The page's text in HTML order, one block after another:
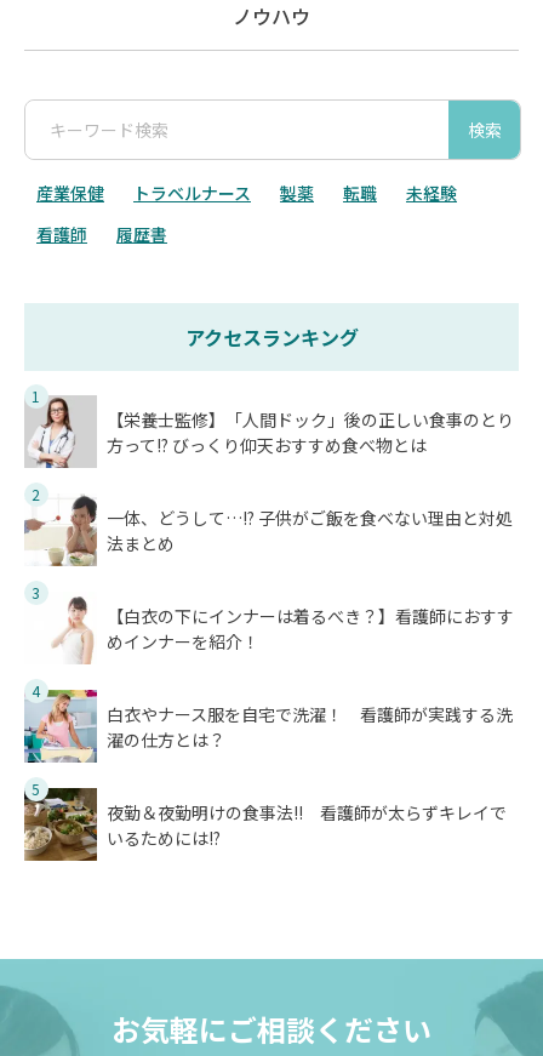
ノウハウ
検索
産業保健 トラベルナース 製薬 転職
未経験
看護師
履歴書
アクセスランキング
1
【栄養士監修】「人間ドック」後の正しい食事のとり
方って!? びっくり仰天おすすめ食べ物とは
2
一体、どうして…!? 子供がご飯を食べない理由と対処
法まとめ
3
【白衣の下にインナーは着るべき？】看護師におすす
めインナーを紹介！
4
白衣やナース服を自宅で洗濯！ 看護師が実践する洗
濯の仕方とは？
5
夜勤＆夜勤明けの食事法!! 看護師が太らずキレイで
いるためには!?
お気軽にご相談ください